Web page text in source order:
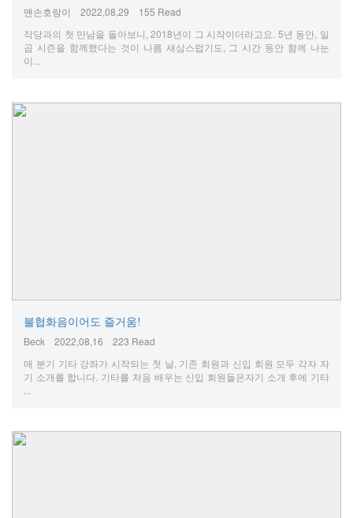
맨손호랑이 2022,08,29
155 Read
작당과의 첫 만남을 돌아보니, 2018년이 그 시작이더라고요. 5년 동안, 일
곱 시즌을 함께했다는 것이 나름 새삼스럽기도, 그 시간 동안 함께 나눈
이...
불협화음이어도 즐거움!
Beck 2022,08,16
223 Read
매 분기 기타 강좌가 시작되는 첫 날, 기존 회원과 신입 회원 모두 각자 자
기 소개를 합니다. 기타를 처음 배우는 신입 회원들은자기 소개 후에 기타